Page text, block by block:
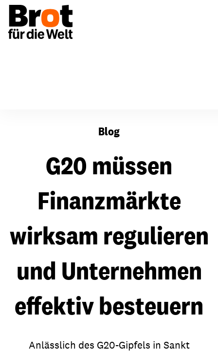
Blog
G20 müssen
Finanzmärkte
wirksam regulieren
und Unternehmen
effektiv besteuern
Anlässlich des G20-Gipfels in Sankt